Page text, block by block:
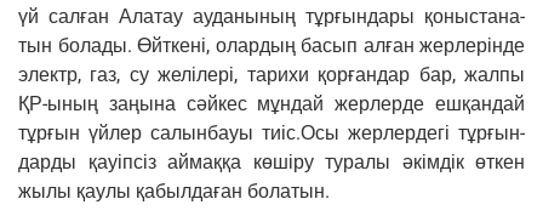
үй салған Ала­тау ауда­ны­ның тұрғын­да­ры қоны­ста­на­
тын бола­ды. Өйт­кені, олар­дың басып алған жер­лерін­де
электр, газ, су желілері, тари­хи қорған­дар бар, жал­пы
ҚР-ының заңы­на сәй­кес мұн­дай жер­лер­де ешқан­дай
тұрғын үйлер салын­ба­уы тиіс.Осы жер­лер­де­гі тұрғын­
дар­ды қауіп­сіз аймаққа көші­ру тура­лы әкім­дік өткен
жылы қау­лы қабыл­даған болатын.